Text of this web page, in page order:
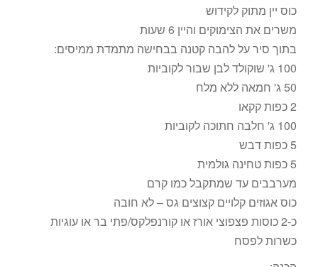
כוס יין מתוק לקידוש
משרים את הצימוקים והיין 6 שעות
בתוך סיר על להבה קטנה בבחישה מתמדת ממיסים:
100 ג' שוקולד לבן שבור לקוביות
50 ג' חמאה ללא מלח
2 כפות קקאו
100 ג' חלבה חתוכה לקוביות
5 כפות דבש
5 כפות טחינה גולמית
מערבבים עד שמתקבל כמו קרם
כוס אגוזים קלויים קצוצים גס – לא חובה
כ-2 כוסות פצפוצי אורז או קורנפלקס/פתי בר או עוגיות
כשרות לפסח